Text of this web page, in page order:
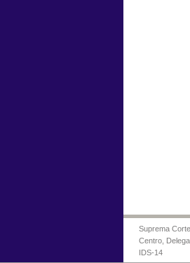
Suprema
Centro,
IDS-14